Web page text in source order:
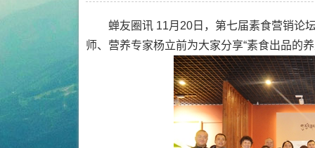
蝉友圈讯 11月20日，第七届素食营销论
师、营养专家杨立前为大家分享“素食出品的